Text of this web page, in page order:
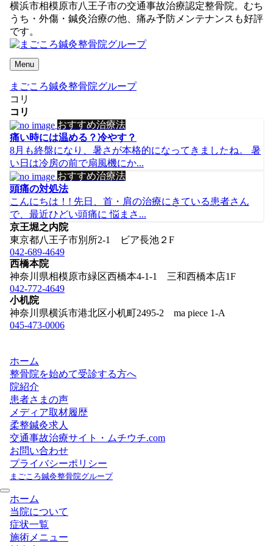
横浜市相模原市八王子市の交通事故治療認定整骨院。むち
うち・外傷・鍼灸治療の他、痛み予防メンテナンスも好評
です。
Menu
まごころ鍼灸整骨院グループ
コリ
コリ
おすすめ治療法
痛い時には温める？冷やす？
8月も終盤になり、暑さが本格的になってきましたね。 暑
い日は冷房の前で扇風機にか...
おすすめ治療法
頭痛の対処法
こんにちは！! 先日、首・肩の治療にきている患者さん
で、最近ひどい頭痛に 悩まさ...
京王堀之内院
東京都八王子市別所2-1 ビア長池２F
042-689-4649
西橋本院
神奈川県相模原市緑区西橋本4-1-1 三和西橋本店1F
042-772-4649
小机院
神奈川県横浜市港北区小机町2495-2 ma piece 1-A
045-473-0006
ホーム
整骨院を始めて受診する方へ
院紹介
患者さまの声
メディア取材履歴
柔整鍼灸求人
交通事故治療サイト・ムチウチ.com
お問い合わせ
プライバシーポリシー
まごころ鍼灸整骨院グループ
ホーム
当院について
症状一覧
施術メニュー